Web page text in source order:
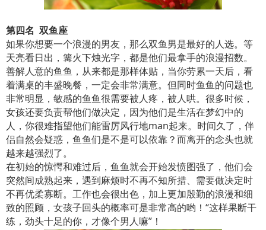
第四名 双鱼座
如果你想要一个浪漫的男友，那么双鱼男是最好的人选。等
天亮看日出，篝火下烛光字，都是他们最拿手的浪漫招数。
善解人意的鱼鱼，从来都是那样体贴，当你劳累一天后，看
着满桌的丰盛晚餐，一定会非常满意。但同时鱼鱼的问题也
非常明显，敏感的鱼鱼很需要被人疼，被人哄。很多时候，
女孩还要负责帮他们做决定，因为他们是生活在梦幻中的
人，你很难指望他们能雷厉风行地man起来。时间久了，伴
侣自然会疑惑，鱼鱼们是不是可以依靠？而离开的念头也就
越来越强烈了。
在初始的惊愕和难过后，鱼鱼就会开始发愤图强了，他们会
突然间成熟起来，遇到麻烦时不再不知所措、需要做决定时
不再优柔寡断。工作也会很出色，加上更加殷勤的浪漫和细
致的照顾，女孩子回头的概率可是非常高的哟！“这样果断干
练，劲头十足的你，才像个男人嘛”！